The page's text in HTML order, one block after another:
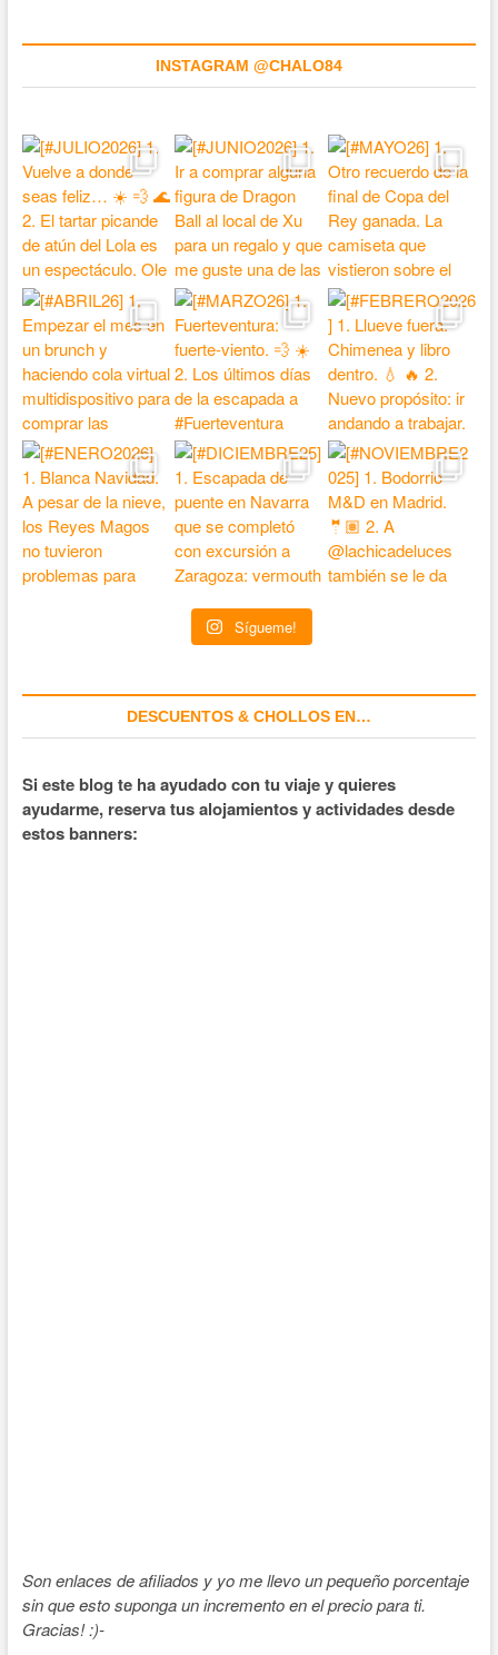
INSTAGRAM @CHALO84
Sígueme!
DESCUENTOS & CHOLLOS EN…
Si este blog te ha ayudado con tu viaje y quieres
ayudarme, reserva tus alojamientos y actividades desde
estos banners:
Son enlaces de afiliados y yo me llevo un pequeño porcentaje
sin que esto suponga un incremento en el precio para ti.
Gracias! :)-